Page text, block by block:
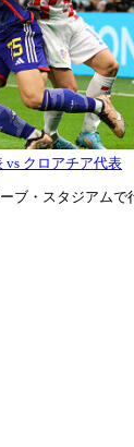
vs クロアチア代表
ブ・スタジアム